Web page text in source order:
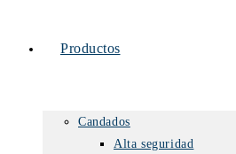
Productos
Candados
Alta seguridad